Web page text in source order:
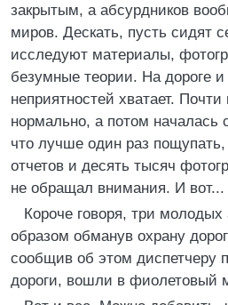
закрытым, а абсурдников
миров. Дескать, пусть сидят
исследуют материалы,
безумные теории. На дороге и
неприятностей хватает.
нормально, а потом началась
что лучше один раз
отчетов и десять тысяч
не обращал внимания. И вот...
Короче говоря, три молодых
образом обманув охрану
сообщив об этом диспетчеру
дороги, вошли в фиолетовый